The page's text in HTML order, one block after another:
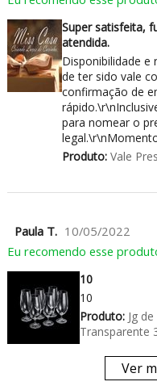
Super satisfeita,
atendida.
Disponibilidade e
de ter sido vale
confirmação de
para nomear o
Produto:Vale
Paula T. 10/05/2022
Eu recomendo esse
10
10
Produto:Jg de
Transparente
Ver